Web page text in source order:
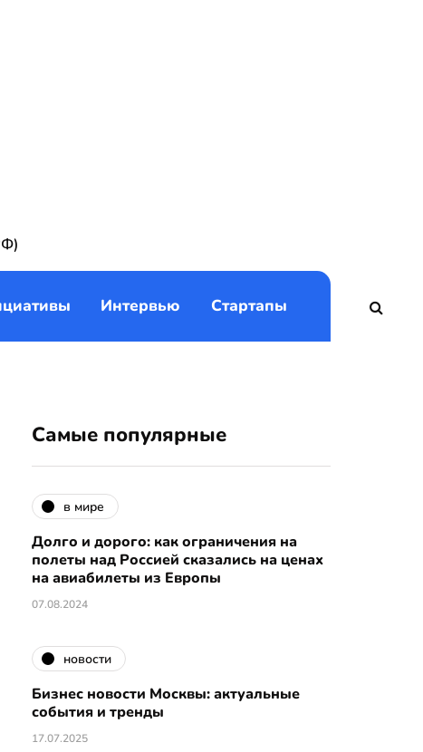
Интервью Стартапы
Самые популярные
в мире
Долго и дорого: как ограничения на
полеты над Россией сказались на ценах
на авиабилеты из Европы
07.08.2024
новости
Бизнес новости Москвы: актуальные
события и тренды
17.07.2025